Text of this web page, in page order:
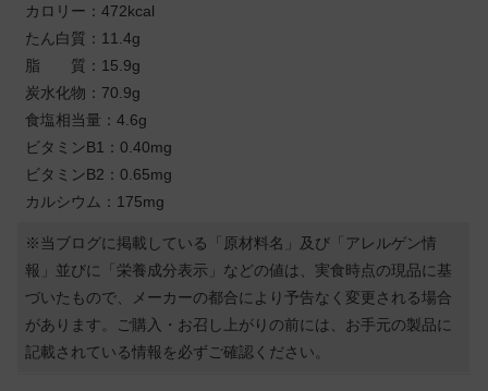
カロリー：472kcal
たん白質：11.4g
脂 質：15.9g
炭水化物：70.9g
食塩相当量：4.6g
ビタミンB1：0.40mg
ビタミンB2：0.65mg
カルシウム：175mg
※当ブログに掲載している「原材料名」及び「アレルゲン情
報」並びに「栄養成分表示」などの値は、実食時点の現品に基
づいたもので、メーカーの都合により予告なく変更される場合
があります。ご購入・お召し上がりの前には、お手元の製品に
記載されている情報を必ずご確認ください。